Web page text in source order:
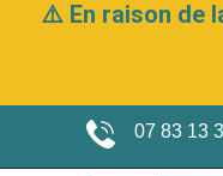
⚠️ En raison de
07 83 13